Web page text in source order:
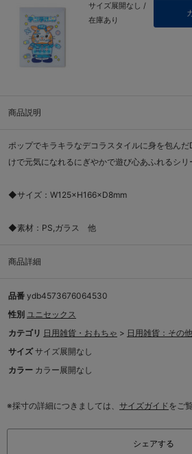
サイズ展開なし /
在庫あり
商品説明
ポップでキラキラなデコラスタイルに身を包ん
けで元気になれるにぎやかで遊び心あふれるシリ
◆サイズ：W125×H166×D8mm
◆素材：PS,ガラス 他
商品詳細
品番 ydb4573676064530
性別 ユニセックス
カテゴリ 日用雑貨・おもちゃ > 日用雑貨：その他
サイズ サイズ展開なし
カラー カラー展開なし
※採寸の詳細につきましては、 サイズガイドをご
シェアする